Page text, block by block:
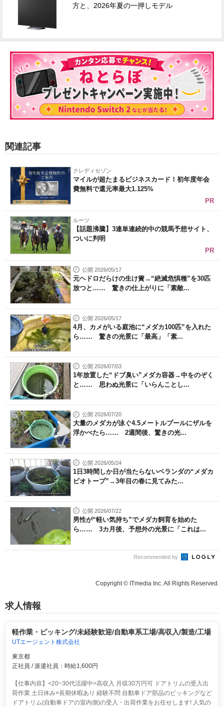
方と、2026年夏の一押しモデル
関連記事
クレディセゾン
マイルが超たまるビジネスカード！初年度年会
費無料で還元率最大1.125%
PR
ルーツ
【話題沸騰】3連単連続的中の競馬予想サイト、
ついに判明
PR
公開 2026/05/17
元ヘドロだらけの生け簀→“絶滅危惧種”を30匹
放つと…… 驚きの仕上がりに「素敵...
公開 2026/05/17
4月、カメがいる庭池に“メダカ100匹”を入れた
ら…… 驚きの光景に「最高」「素...
公開 2026/07/03
1年放置した“ドブ臭い”メダカ容器→中をのぞく
と…… 思わぬ光景に「いらんことし...
公開 2026/07/20
大量のメダカが泳ぐ4.5メートルプールにザルを
浮かべたら…… 2週間後、驚きの光...
公開 2026/05/24
1日3時間しか日が当たらないベランダの“メダカ
ビオトープ”→3年目の春に見てみた...
公開 2026/07/22
男性が“軽い気持ち”でメダカ飼育を始めた
ら…… 3カ月後、予想外の光景に「これは...
Recommended by
Copyright © ITmedia Inc. All Rights Reserved.
求人情報
軽作業・ピッキング/未経験歓迎/自動車系工場/高収入/製造/工場
UTエージェント株式会社
東京都
正社員 / 派遣社員：時給1,600円
【仕事内容】<20~30代活躍中>高収入 月収30万円可 ドアトリムの受入出
荷作業 土日休み×長期休暇あり 経験不問 自動車ドア部品のピッキングなど
ドアトリム(自動車ドアの室内側)の受入・出荷作業をお任せします! 人気の